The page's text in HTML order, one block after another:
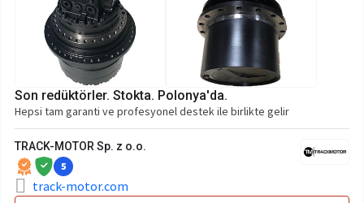
Son redüktörler. Stokta. Polonya'da.
Hepsi tam garanti ve profesyonel destek ile birlikte gelir
TRACK-MOTOR Sp. z o.o.
5
track-motor.com